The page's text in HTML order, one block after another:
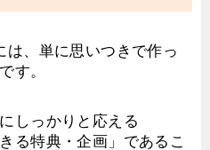
は、単に思いつきで作っ
す。
しっかりと応える
る特典・企画」であるこ